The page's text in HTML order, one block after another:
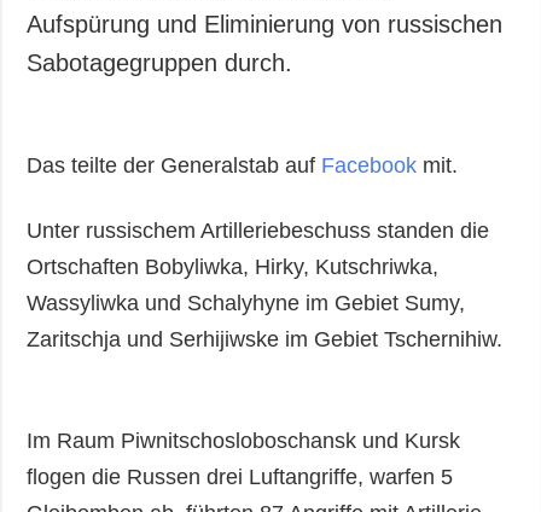
Aufspürung und Eliminierung von russischen
Sabotagegruppen durch.
Das teilte der Generalstab auf Facebook mit.
Unter russischem Artilleriebeschuss standen die
Ortschaften Bobyliwka, Hirky, Kutschriwka,
Wassyliwka und Schalyhyne im Gebiet Sumy,
Zaritschja und Serhijiwske im Gebiet Tschernihiw.
Im Raum Piwnitschosloboschansk und Kursk
flogen die Russen drei Luftangriffe, warfen 5